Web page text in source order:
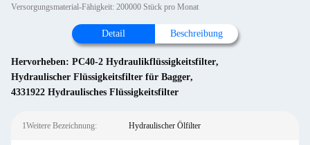
Versorgungsmaterial-Fähigkeit: 200000 Stück pro Monat
Detail Beschreibung
Hervorheben: PC40-2 Hydraulikflüssigkeitsfilter,
Hydraulischer Flüssigkeitsfilter für Bagger,
4331922 Hydraulisches Flüssigkeitsfilter
1Weitere Bezeichnung: Hydraulischer Ölfilter